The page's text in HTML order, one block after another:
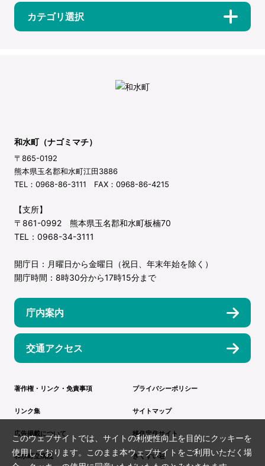
カテゴリ選択
和水町（ナゴミマチ）
〒865-0192
熊本県玉名郡和水町江田3886
TEL：0968-86-3111 FAX：0968-86-4215
【支所】
〒861-0992 熊本県玉名郡和水町板楠70
TEL：0968-34-3111
開庁日：月曜日から金曜日（祝日、年末年始を除く）
開庁時間：8時30分から17時15分まで
庁内案内
交通アクセス
著作権・リンク・免責事項 プライバシーポリシー
リンク集 サイトマップ
広告掲載について 移住定住サイト
和水町立病院 きくすい荘
このウェブサイトでは、サイトの利便性向上を目的にクッキーを
使用しております。このまま本ウェブサイトをご利用いただく場